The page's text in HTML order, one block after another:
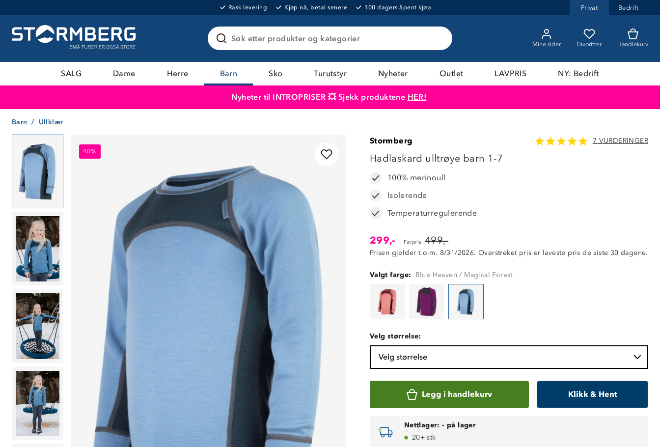
Rask levering Kjøp nå, betal senere 100 dagers åpent kjøp Privat Bedrift
Søk etter produkter og kategorier
Mine sider Favoritter Handlekurv
SALG Dame Herre Barn Sko Turutstyr Nyheter Outlet LAVPRIS NY: Bedrift
Nyheter til INTROPRISER 💥 Sjekk produktene HER!
Barn Ullklær
40%
40%
Stormberg 7 VURDERINGER
Hadlaskard ulltrøye barn 1-7
100% merinoull
Isolerende
Temperaturregulerende
299,- Førpris: 499,-
Prisen gjelder t.o.m. 8/31/2026. Overstreket pris er laveste pris de siste 30 dagene.
Valgt farge: Blue Heaven / Magical Forest
Velg størrelse:
Velg størrelse
Legg i handlekurv Klikk & Hent
Nettlager: - på lager
20+ stk